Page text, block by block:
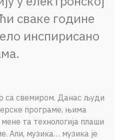
сваке године
инспирисано
са свемиром. Данас људи
програме, њима
та технологија плаши
Али, музика… музика је